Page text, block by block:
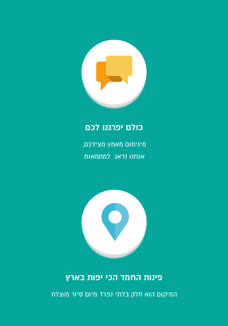
כולם יפרגנו לכם
מינימום מאמץ מצידכם,
אנחנו נדאג למחמאות
פינות החמד הכי יפות בארץ
המיקום הוא חלק בלתי נפרד מיום סיור מוצלח